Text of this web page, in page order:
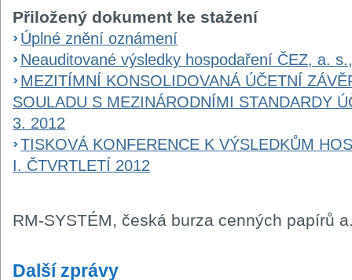
Přiložený dokument ke stažení
Úplné znění oznámení
Neauditované výsledky hospodaření ČEZ, a.
MEZITÍMNÍ KONSOLIDOVANÁ ÚČETNÍ
SOULADU S MEZINÁRODNÍMI STANDARDY
3. 2012
TISKOVÁ KONFERENCE K VÝSLEDKŮM
I. ČTVRTLETÍ 2012
RM-SYSTÉM, česká burza cenných papírů
Další zprávy